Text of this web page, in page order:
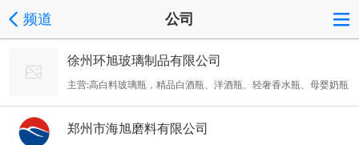
频道 公司
徐州环旭玻璃制品有限公司
主营:高白料玻璃瓶，精品白酒瓶、洋酒瓶、轻奢香水瓶、母婴奶瓶
郑州市海旭磨料有限公司